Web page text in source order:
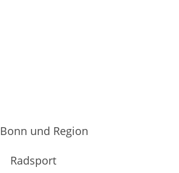
Bonn und Region
Radsport